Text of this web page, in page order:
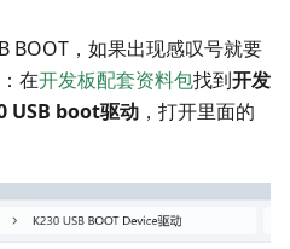
BOOT，如果出现感叹号就要
在开发板配套资料包找到开发
USB boot驱动 ，打开里面的